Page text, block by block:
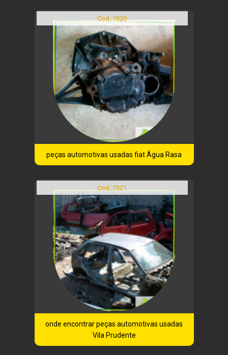
Cod.:7320
peças automotivas usadas fiat Água Rasa
Cod.:7321
onde encontrar peças automotivas usadas
Vila Prudente